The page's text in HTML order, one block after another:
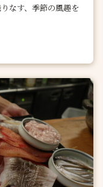
なす、季節の風趣を